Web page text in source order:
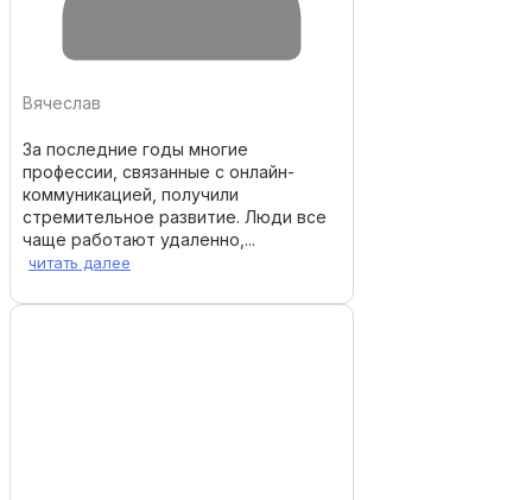
Вячеслав
За последние годы многие
профессии, связанные с онлайн-
коммуникацией, получили
стремительное развитие. Люди все
чаще работают удаленно,...
читать далее